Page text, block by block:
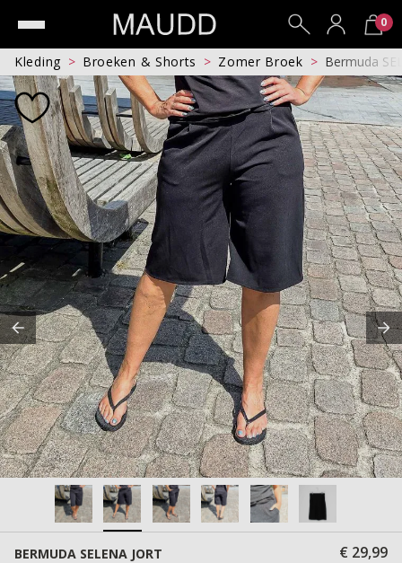
0
Kleding Broeken & Shorts Zomer Broek Bermuda
BERMUDA SELENA JORT
€ 29,99